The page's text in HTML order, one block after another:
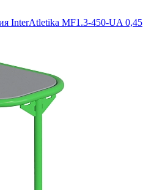
InterAtletika MF1.3-450-UA 0,45